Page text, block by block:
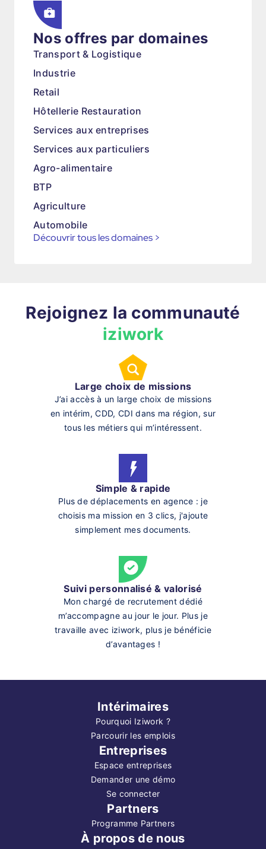
Nos offres par domaines
Transport & Logistique
Industrie
Retail
Hôtellerie Restauration
Services aux entreprises
Services aux particuliers
Agro-alimentaire
BTP
Agriculture
Automobile
Découvrir tous les domaines >
Rejoignez la communauté
iziwork
Large choix de missions
J’ai accès à un large choix de missions
en intérim, CDD, CDI dans ma région, sur
tous les métiers qui m’intéressent.
Simple & rapide
Plus de déplacements en agence : je
choisis ma mission en 3 clics, j'ajoute
simplement mes documents.
Suivi personnalisé & valorisé
Mon chargé de recrutement dédié
m’accompagne au jour le jour. Plus je
travaille avec iziwork, plus je bénéficie
d’avantages !
Intérimaires
Pourquoi Iziwork ?
Parcourir les emplois
Entreprises
Espace entreprises
Demander une démo
Se connecter
Partners
Programme Partners
À propos de nous